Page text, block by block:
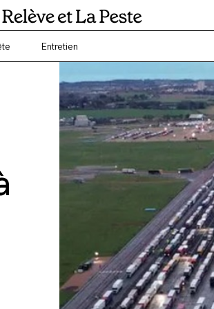
? La Relève et la Peste est un
Entretien